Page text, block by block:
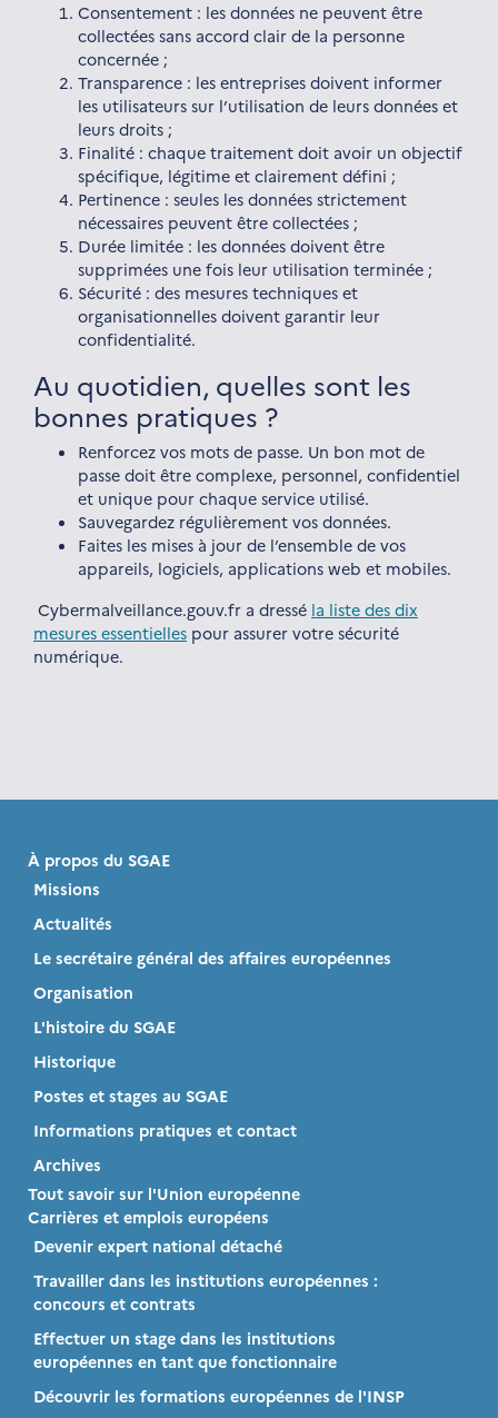
Consentement : les données ne peuvent être
collectées sans accord clair de la personne
concernée ;
Transparence : les entreprises doivent informer
les utilisateurs sur l’utilisation de leurs données et
leurs droits ;
Finalité : chaque traitement doit avoir un objectif
spécifique, légitime et clairement défini ;
Pertinence : seules les données strictement
nécessaires peuvent être collectées ;
Durée limitée : les données doivent être
supprimées une fois leur utilisation terminée ;
Sécurité : des mesures techniques et
organisationnelles doivent garantir leur
confidentialité.
Au quotidien, quelles sont les
bonnes pratiques ?
Renforcez vos mots de passe. Un bon mot de
passe doit être complexe, personnel, confidentiel
et unique pour chaque service utilisé.
Sauvegardez régulièrement vos données.
Faites les mises à jour de l’ensemble de vos
appareils, logiciels, applications web et mobiles.
Cybermalveillance.gouv.fr a dressé la liste des dix
mesures essentielles pour assurer votre sécurité
numérique.
À propos du SGAE
Missions
Actualités
Le secrétaire général des affaires européennes
Organisation
L'histoire du SGAE
Historique
Postes et stages au SGAE
Informations pratiques et contact
Archives
Tout savoir sur l'Union européenne
Carrières et emplois européens
Devenir expert national détaché
Travailler dans les institutions européennes :
concours et contrats
Effectuer un stage dans les institutions
européennes en tant que fonctionnaire
Découvrir les formations européennes de l'INSP